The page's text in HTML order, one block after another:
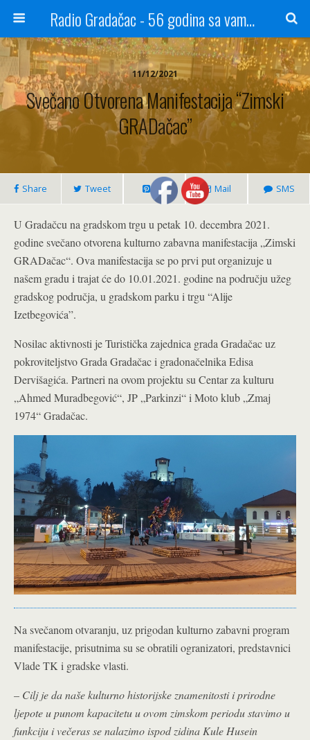
Radio Gradačac - 56 godina sa vama...
11/12/2021
Svečano Otvorena Manifestacija “Zimski
GRADačac”
Share Tweet Pin Mail SMS
U Gradačcu na gradskom trgu u petak 10. decembra 2021.
godine svečano otvorena kulturno zabavna manifestacija „Zimski
GRADačac“. Ova manifestacija se po prvi put organizuje u
našem gradu i trajat će do 10.01.2021. godine na području užeg
gradskog područja, u gradskom parku i trgu “Alije
Izetbegovića”.
Nosilac aktivnosti je Turistička zajednica grada Gradačac uz
pokroviteljstvo Grada Gradačac i gradonačelnika Edisa
Dervišagića. Partneri na ovom projektu su Centar za kulturu
„Ahmed Muradbegović“, JP „Parkinzi“ i Moto klub „Zmaj
1974“ Gradačac.
Na svečanom otvaranju, uz prigodan kulturno zabavni program
manifestacije, prisutnima su se obratili ogranizatori, predstavnici
Vlade TK i gradske vlasti.
– Cilj je da naše kulturno historijske znamenitosti i prirodne
ljepote u punom kapacitetu u ovom zimskom periodu stavimo u
funkciju i večeras se nalazimo ispod zidina Kule Husein